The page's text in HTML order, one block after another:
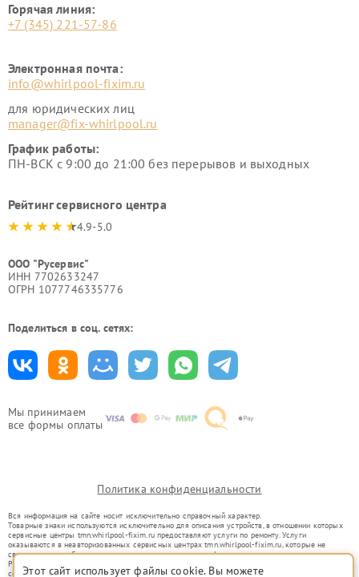
Мы принимаем
все формы оплаты
Горячая линия:
+7 (345) 221-57-86
Электронная почта:
info@whirlpool-fixim.ru
для юридических лиц
manager@fix-whirlpool.ru
График работы:
ПН-ВСК с 9:00 до 21:00 без перерывов и выходных
Рейтинг сервисного центра
4.9-5.0
ООО "Русервис"
ИНН 7702633247
ОГРН 1077746335776
Поделиться в соц. сетях:
Политика конфиденциальности
Вся информация на сайте носит исключительно справочный характер.
Товарные знаки используются исключительно для описания устройств, в отношении которых
сервисные центры tmn.whirlpool-fixim.ru предоставляют услуги по ремонту. Услуги
оказываются в неавторизованных сервисных центрах tmn.whirlpool-fixim.ru, которые не
связаны с правообладателями товарных знаков или их официальными представителями.
Ремонт осуществляется для устройств, уже введенных в гражданский оборот в соответствии
со статьей 1487 ГК РФ.
Этот сайт использует файлы cookie. Вы можете